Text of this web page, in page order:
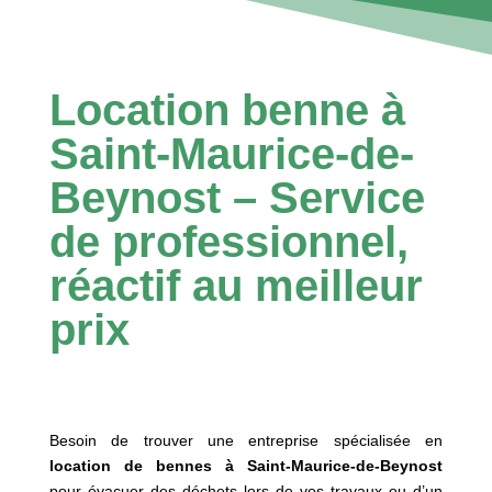
Location benne à
Saint-Maurice-de-
Beynost – Service
de professionnel,
réactif au meilleur
prix
Besoin de trouver une entreprise spécialisée en
location de bennes à Saint-Maurice-de-Beynost